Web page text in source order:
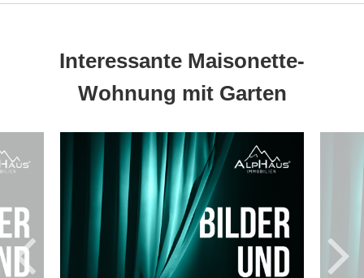
Interessante Maisonette-
Wohnung mit Garten